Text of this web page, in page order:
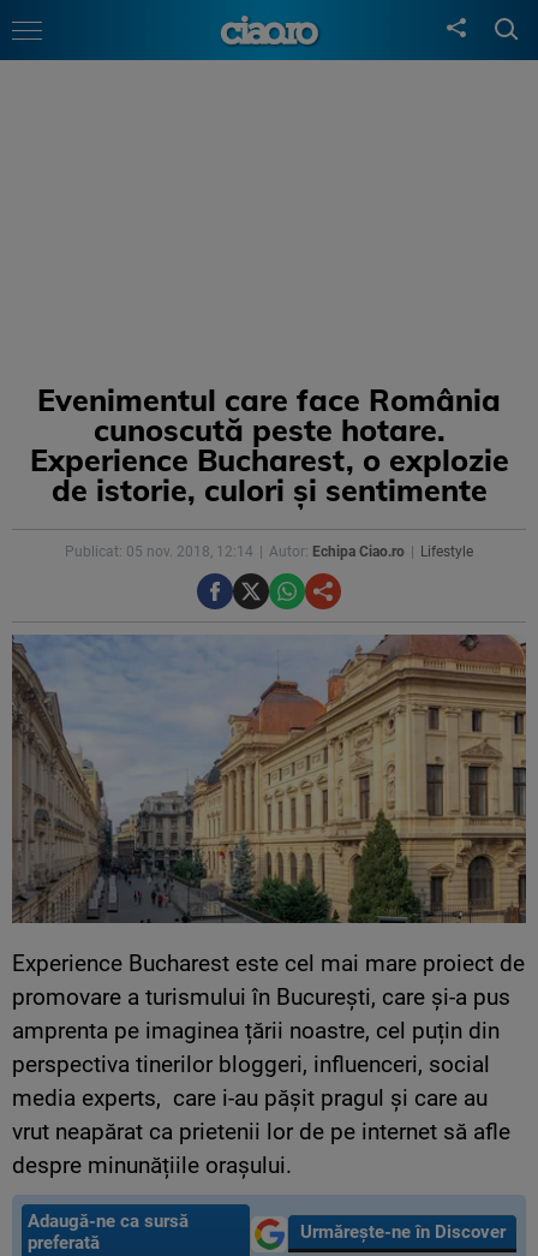
Evenimentul care face România
cunoscută peste hotare.
Experience Bucharest, o explozie
de istorie, culori și sentimente
Publicat: 05 nov. 2018, 12:14 Autor: Echipa Ciao.ro Lifestyle
Experience Bucharest este cel mai mare proiect de
promovare a turismului în București, care și-a pus
amprenta pe imaginea țării noastre, cel puțin din
perspectiva tinerilor bloggeri, influenceri, social
media experts, care i-au pășit pragul și care au
vrut neapărat ca prietenii lor de pe internet să afle
despre minunățiile orașului.
Adaugă-ne ca sursă
preferată
Urmărește-ne în Discover